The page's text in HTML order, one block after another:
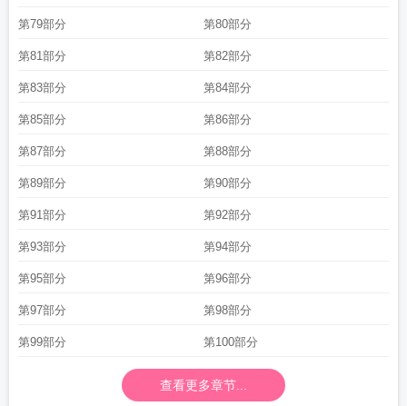
第79部分 第80部分
第81部分 第82部分
第83部分 第84部分
第85部分 第86部分
第87部分 第88部分
第89部分 第90部分
第91部分 第92部分
第93部分 第94部分
第95部分 第96部分
第97部分 第98部分
第99部分 第100部分
查看更多章节...